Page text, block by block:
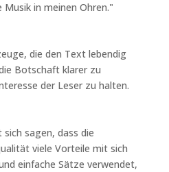
in meinen Ohren."
die den Text lebendig
Botschaft klarer zu
der Leser zu halten.
sagen, dass die
viele Vorteile mit sich
einfache Sätze verwendet,